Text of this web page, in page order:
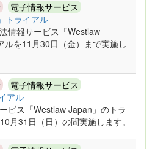
電子情報サービス
トライアル
情報サービス「Westlaw
を11月30日（金）まで実施し
電子情報サービス
アル
ビス「Westlaw Japan」のトラ
月31日（日）の間実施します。